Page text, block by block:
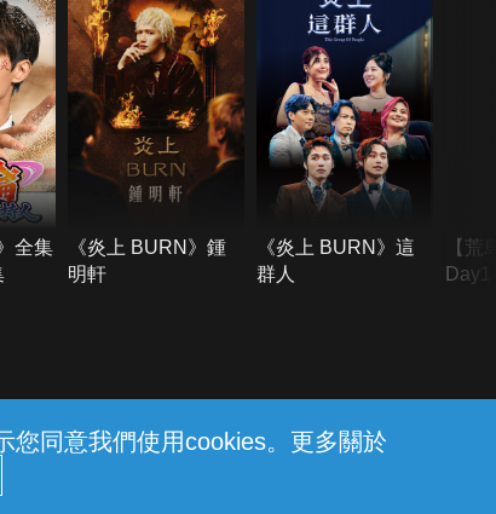
您同意我們使用cookies。更多關於
全集
《炎上 BURN》鍾
明軒
《炎上 BURN》這
群人
【荒